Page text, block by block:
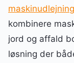
kombinere
jord og affald
løsning der